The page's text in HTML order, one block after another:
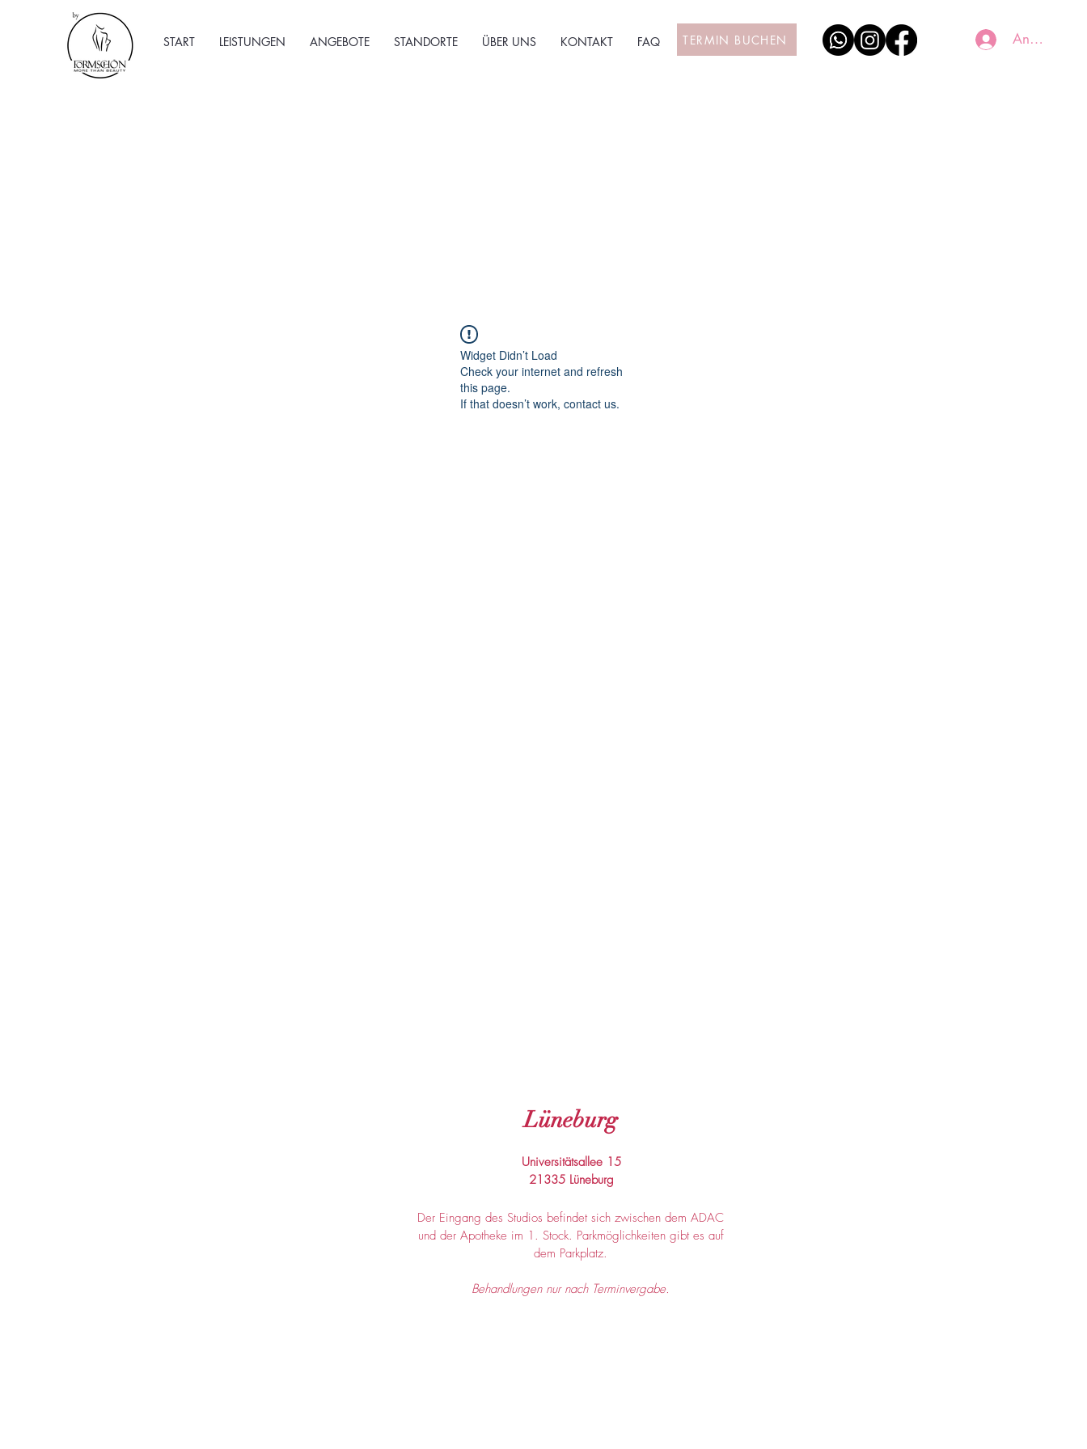
START LEISTUNGEN ANGEBOTE STANDORTE ÜBER UNS KONTAKT FAQ TERMIN BUCHEN Anmelden
Widget Didn’t Load
Check your internet and refresh
this page.
If that doesn’t work, contact us.
Lüneburg
Universitätsallee 15
21335 Lüneburg
Der Eingang des Studios befindet sich zwischen dem ADAC
und der Apotheke im 1. Stock. Parkmöglichkeiten gibt es auf
dem Parkplatz.
Behandlungen nur nach Terminvergabe.